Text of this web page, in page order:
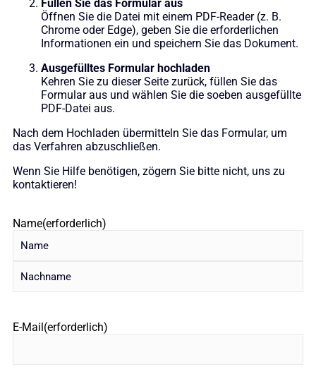
Füllen Sie das Formular aus
Öffnen Sie die Datei mit einem PDF-Reader (z. B.
Chrome oder Edge), geben Sie die erforderlichen
Informationen ein und speichern Sie das Dokument.
Ausgefülltes Formular hochladen
Kehren Sie zu dieser Seite zurück, füllen Sie das
Formular aus und wählen Sie die soeben ausgefüllte
PDF-Datei aus.
Nach dem Hochladen übermitteln Sie das Formular, um
das Verfahren abzuschließen.
Wenn Sie Hilfe benötigen, zögern Sie bitte nicht, uns zu
kontaktieren!
Name(erforderlich)
E-Mail (erforderlich)